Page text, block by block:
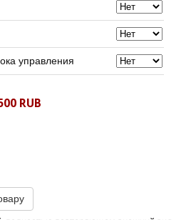
управления
RUB